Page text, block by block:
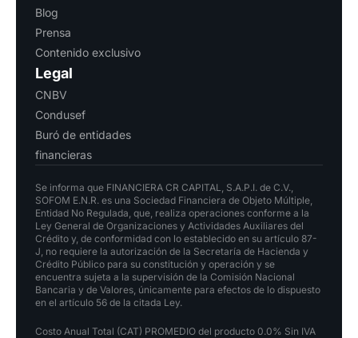
Blog
Prensa
Contenido exclusivo
Legal
CNBV
Condusef
Buró de entidades
financieras
Se informa que FINANCIERA CR CAPITAL, S.A.P.I. de C.V.,
SOFOM E.N.R. es una Sociedad Financiera de Objeto Múltiple,
Entidad No Regulada, que, realiza operaciones conforme a la
Ley General de Organizaciones y Actividades Auxiliares del
Crédito y, de conformidad con lo establecido en su artículo 87-
J, no requiere la autorización de la Secretaría de Hacienda y
Crédito Público para su constitución y operación y se
encuentra sujeta a la supervisión de la Comisión Nacional
Bancaria y de Valores, únicamente para efectos de lo dispuesto
en el artículo 56 de la citada Ley.
Costo Anual Total (CAT) PROMEDIO del producto 0.0% Sin IVA